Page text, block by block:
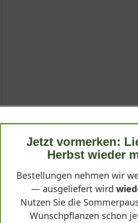
'Resholt'
portenschlagiana 'Resholt' – ist
einem intensiven Dunkelviolett,
dieser robusten Staude.
Familie der
portenschlagiana
Jetzt vormerken:
Herbst wieder
Bestellungen nehmen wir
— ausgeliefert wird
Nutzen Sie die
Wunschpflanzen schon